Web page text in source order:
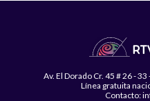
Av. El Dorado Cr. 45 # 26 -
Línea gratuita
Contacto: